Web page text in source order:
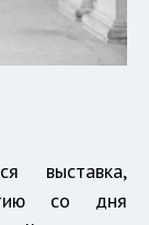
выставка,
со дня